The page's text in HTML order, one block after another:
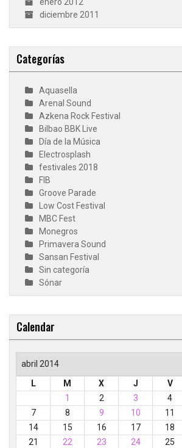
diciembre 2011
Categorías
Aquasella
Arenal Sound
Azkena Rock Festival
Bilbao BBK Live
Día de la Música
Electrosplash
festivales 2018
FIB
Groove Parade
Low Cost Festival
MBC Fest
Monegros
Primavera Sound
Sansan Festival
Sin categoría
Sónar
Calendar
abril 2014
L
M X J V
1
2 3 4
7
8 9 10 11
14
15 16 17 18
21
22 23 24 25